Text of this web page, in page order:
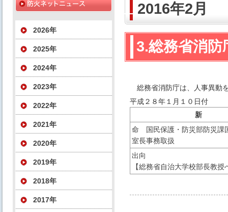
2026年
2025年
2024年
2023年
2022年
2021年
2020年
2019年
2018年
2017年
2016年2月
3.総務省消防
総務省消防庁は、人事異動
平成２８年１月１０日付
新
命 国民保護・防災部防災
室長事務取扱
出向
【総務省自治大学校部長教授